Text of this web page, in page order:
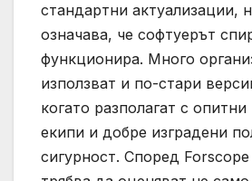
стандартни актуализации,
означава, че софтуерът
функционира. Много
използват и по-стари
когато разполагат с
екипи и добре изградени
сигурност. Според